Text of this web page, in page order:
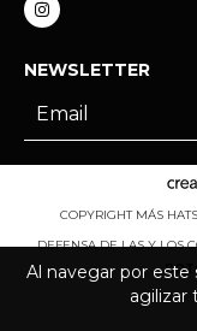
Al navegar por este
agilizar
NEWSLETTER
COPYRIGHT MÁS
DEFENSA DE LAS Y LOS